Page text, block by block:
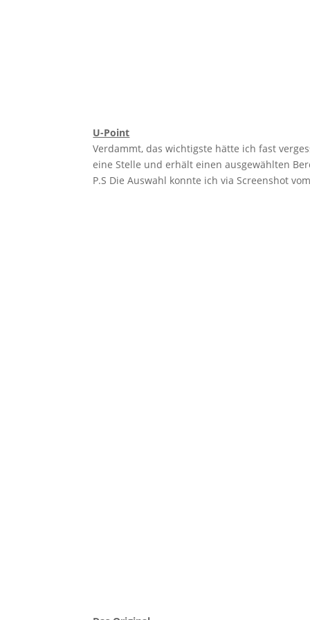
U-Point
Verdammt, das wichtigste hätte ich fast
eine Stelle und erhält einen ausgewählten
P.S Die Auswahl konnte ich via Screenshot